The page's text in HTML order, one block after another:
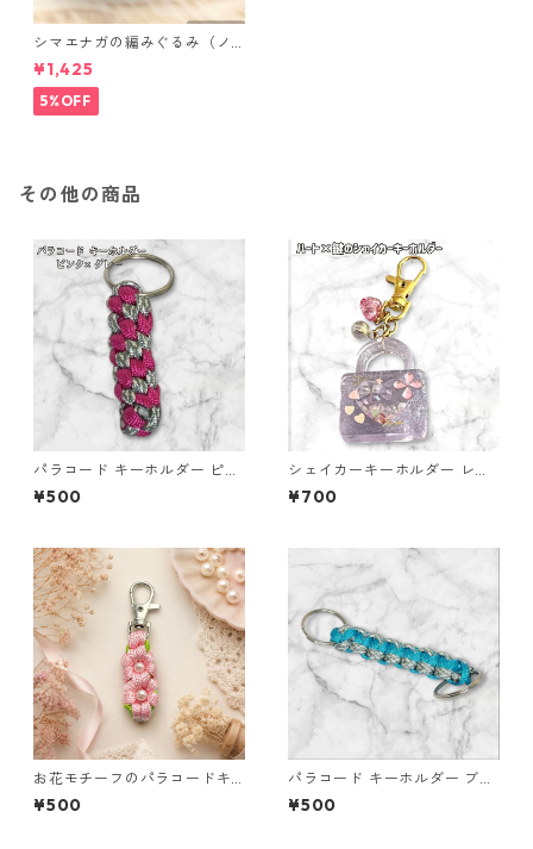
シマエナガの編みぐるみ（ノ
ーマル）
¥1,425
5%OFF
その他の商品
パラコード キーホルダー ピン
ク グレー 編み込み s28
¥500
シェイカーキーホルダー レジ
ン キーホルダー ハート 鍵 バ
ッグチャーム ハンドメイド レ
ラ チャーム ビーズ入り プレゼ
ント ギフト
¥700
お花モチーフのパラコードキ
ーホルダー ピンク×ライトグリ
ーン ハンドメイド 国産 本革
¥500
パラコード キーホルダー ブル
ー グレー ホワイト 編み込み s
36 アウトドア
¥500